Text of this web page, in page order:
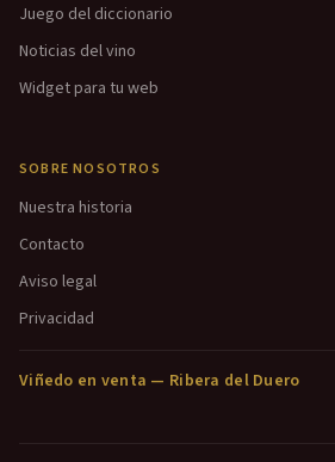
Juego del diccionario
Noticias del vino
Widget para tu web
SOBRE NOSOTROS
Nuestra historia
Contacto
Aviso legal
Privacidad
Viñedo en venta — Ribera del Duero